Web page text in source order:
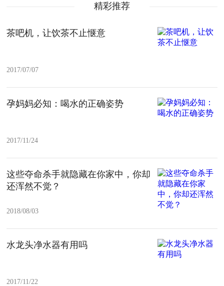
精彩推荐
茶吧机，让饮茶不止惬意
2017/07/07
孕妈妈必知：喝水的正确姿势
2017/11/24
这些夺命杀手就隐藏在你家中，你却
还浑然不觉？
2018/08/03
水龙头净水器有用吗
2017/11/22